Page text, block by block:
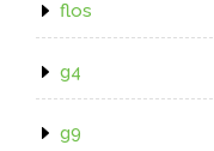
flos
g4
g9